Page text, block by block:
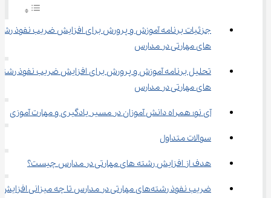
جزئیات برنامه آموزش و پرورش برای افزایش ضریب نفوذ
‌های مهارتی در مدارس
تحلیل برنامه آموزش و پرورش برای افزایش ضریب نفوذ
‌های مهارتی در مدارس
آی نو؛ همراه دانش ‌آموزان در مسیر یادگیری و مهارت ‌آموزی
سوالات متداول
هدف از افزایش رشته ‌های مهارتی در مدارس چیست؟
ضریب نفوذ رشته‌های مهارتی در مدارس تا چه میزانی